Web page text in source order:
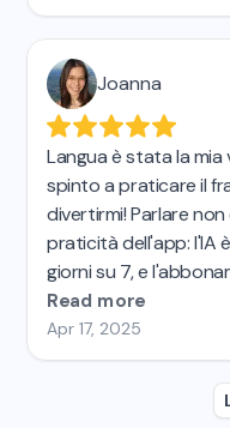
istantanea, le
personalizzati... La
amici sono stupiti dai
è circa 15 volte più
di Duolingo. Lo
Joanna
Langua è stata la mia
spinto a praticare il
divertirmi! Parlare
praticità dell'app: l'IA
giorni su 7, e
economico delle
altre app di
ma nessuna si
impressionato e la
Read more
Apr 17, 2025